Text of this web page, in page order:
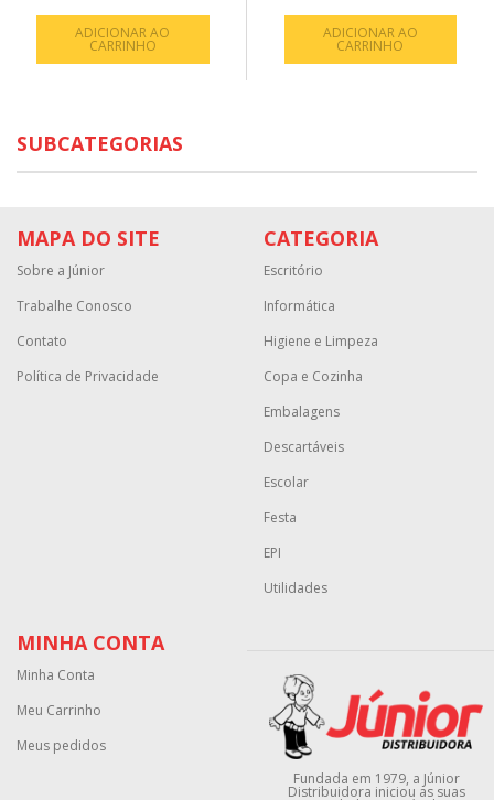
ADICIONAR AO
CARRINHO
ADICIONAR AO
CARRINHO
SUBCATEGORIAS
MAPA DO SITE
Sobre a Júnior
Trabalhe Conosco
Contato
Política de Privacidade
CATEGORIA
Escritório
Informática
Higiene e Limpeza
Copa e Cozinha
Embalagens
Descartáveis
Escolar
Festa
EPI
Utilidades
MINHA CONTA
Minha Conta
Meu Carrinho
Meus pedidos
Fundada em 1979, a Júnior
Distribuidora iniciou as suas